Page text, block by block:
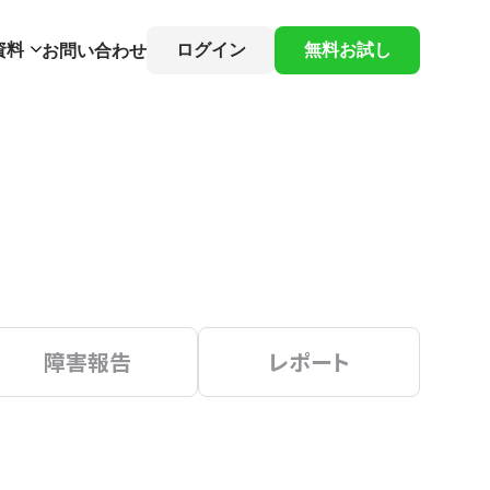
料 お問い合わせ ログイン 無料お試し
障害報告 レポート